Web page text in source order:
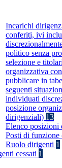
Incarichi
conferiti, ivi
politico senza
selezione e
organizzativa
pubblicare in
seguenti
individuati
posizione
dirigenziali) 13
Elenco posizioni
Posti di
Ruolo dirigenti 1
cessati 1